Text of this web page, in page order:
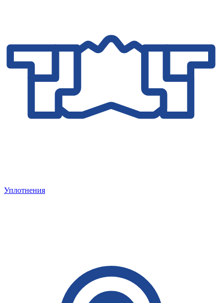
Уплотнения